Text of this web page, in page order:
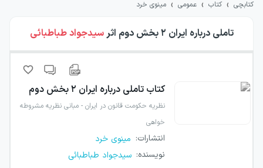
کتابچی › کتاب › عمومی › مینوی خرد
تاملی درباره ایران ۲ بخش دوم اثرسیدجواد طباطبائی
کتاب تاملی درباره ایران ۲ بخش دوم
نظریه حکومت قانون در ایران - مبانی نظریه مشروطه
خواهی
انتشارات: مینوی خرد
نویسنده: سیدجواد طباطبائی